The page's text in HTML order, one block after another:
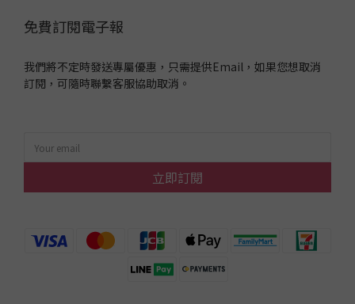
免費訂閱電子報
我們將不定時發送專屬優惠，只需提供Email，如果您想取消
訂閱，可隨時聯繫客服協助取消。
立即訂閱